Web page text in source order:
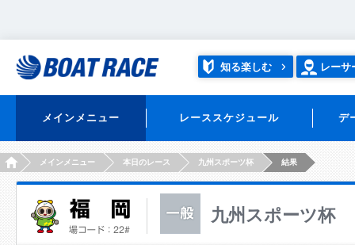
知る楽しむ レーサ
メインメニュー レーススケジュール デ
HOMEメインメニュー 本日のレース 九州スポーツ杯 結果
九州スポーツ杯